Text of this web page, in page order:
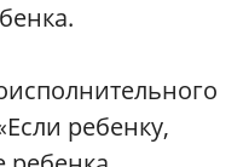
ребенку,